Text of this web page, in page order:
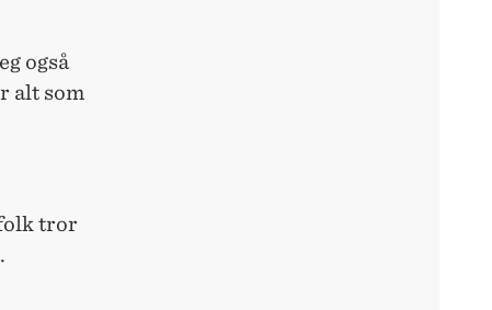
også
alt som
tror